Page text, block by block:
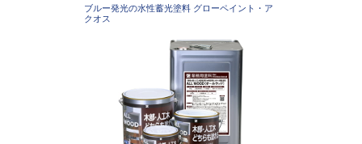
ブルー発光の水性蓄光塗料 グローペイント・ア
クオス